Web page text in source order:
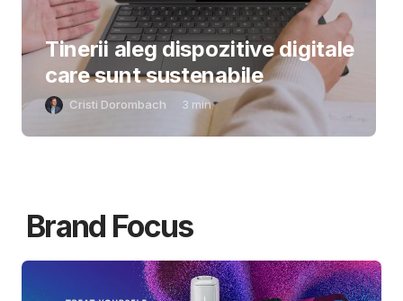
Tinerii aleg dispozitive digitale
care sunt sustenabile
Cristi Dorombach 3 min
Brand Focus